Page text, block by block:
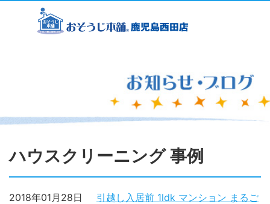
ハウスクリーニング 事例
引越し入居前 1ldk マンション まるご
2018年01月28日